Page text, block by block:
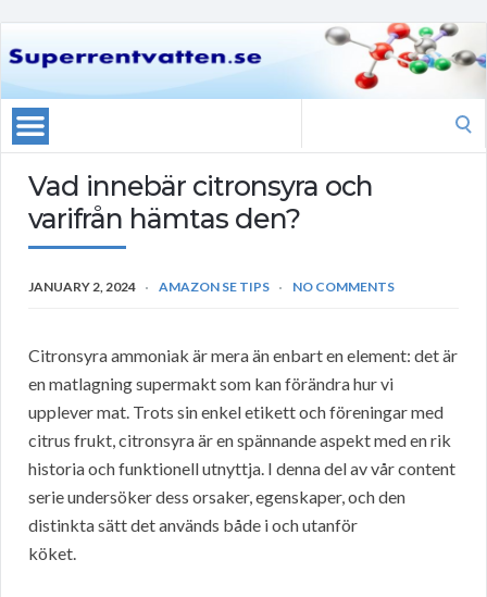
Vad innebär citronsyra och
varifrån hämtas den?
JANUARY 2, 2024 AMAZON SE TIPS NO COMMENTS
Citronsyra ammoniak är mera än enbart en element: det är
en matlagning supermakt som kan förändra hur vi
upplever mat. Trots sin enkel etikett och föreningar med
citrus frukt, citronsyra är en spännande aspekt med en rik
historia och funktionell utnyttja. I denna del av vår content
serie undersöker dess orsaker, egenskaper, och den
distinkta sätt det används både i och utanför
köket.